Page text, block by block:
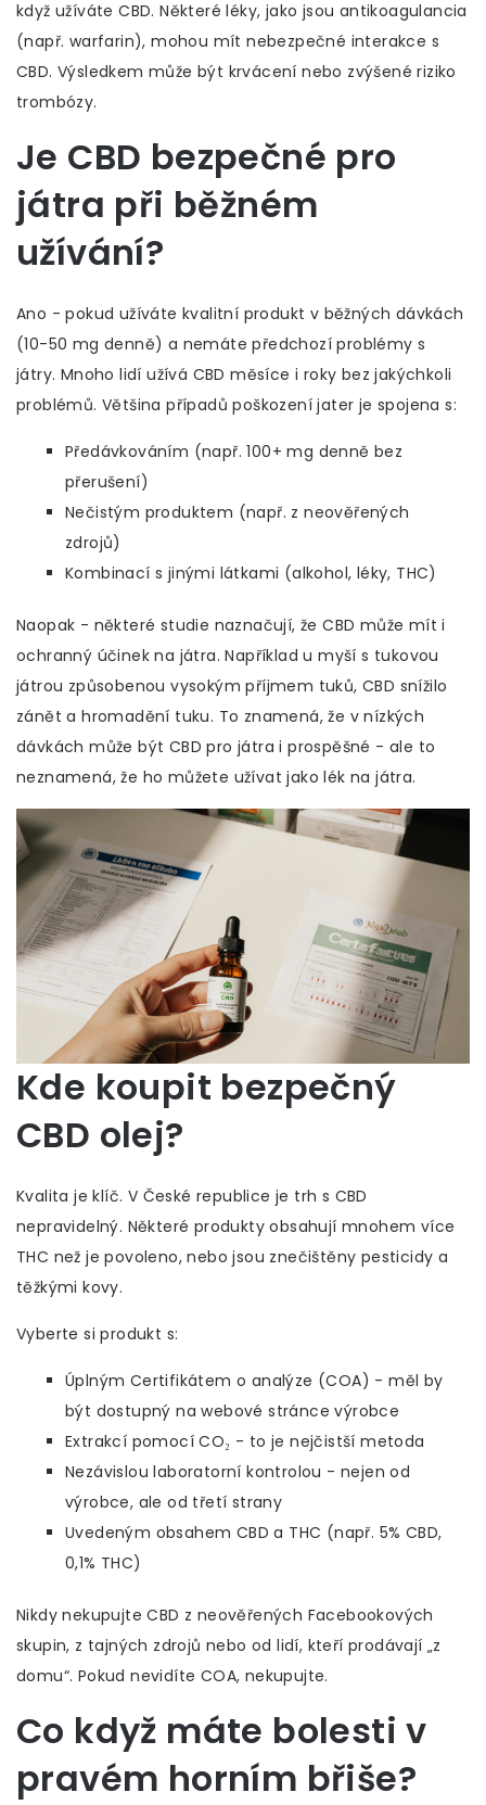
když užíváte CBD. Některé léky, jako jsou antikoagulancia
(např. warfarin), mohou mít nebezpečné interakce s
CBD. Výsledkem může být krvácení nebo zvýšené riziko
trombózy.
Je CBD bezpečné pro
játra při běžném
užívání?
Ano - pokud užíváte kvalitní produkt v běžných dávkách
(10-50 mg denně) a nemáte předchozí problémy s
játry. Mnoho lidí užívá CBD měsíce i roky bez jakýchkoli
problémů. Většina případů poškození jater je spojena s:
Předávkováním (např. 100+ mg denně bez
přerušení)
Nečistým produktem (např. z neověřených
zdrojů)
Kombinací s jinými látkami (alkohol, léky, THC)
Naopak - některé studie naznačují, že CBD může mít i
ochranný účinek na játra. Například u myší s tukovou
játrou způsobenou vysokým příjmem tuků, CBD snížilo
zánět a hromadění tuku. To znamená, že v nízkých
dávkách může být CBD pro játra i prospěšné - ale to
neznamená, že ho můžete užívat jako lék na játra.
Kde koupit bezpečný
CBD olej?
Kvalita je klíč. V České republice je trh s CBD
nepravidelný. Některé produkty obsahují mnohem více
THC než je povoleno, nebo jsou znečištěny pesticidy a
těžkými kovy.
Vyberte si produkt s:
Úplným Certifikátem o analýze (COA) - měl by
být dostupný na webové stránce výrobce
Extrakcí pomocí CO₂ - to je nejčistší metoda
Nezávislou laboratorní kontrolou - nejen od
výrobce, ale od třetí strany
Uvedeným obsahem CBD a THC (např. 5% CBD,
0,1% THC)
Nikdy nekupujte CBD z neověřených Facebookových
skupin, z tajných zdrojů nebo od lidí, kteří prodávají „z
domu“. Pokud nevidíte COA, nekupujte.
Co když máte bolesti v
pravém horním břiše?